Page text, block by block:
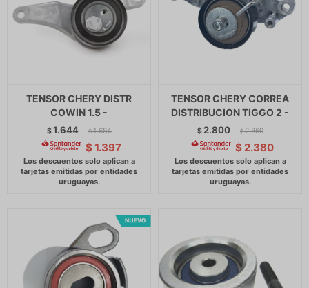
TENSOR CHERY DISTR
COWIN 1.5 -
$1.644 $ 1.684
$ 1.397
TENSOR CHERY CORREA
DISTRIBUCION TIGGO 2 -
$ 2.800 $ 2.869
$ 2.380